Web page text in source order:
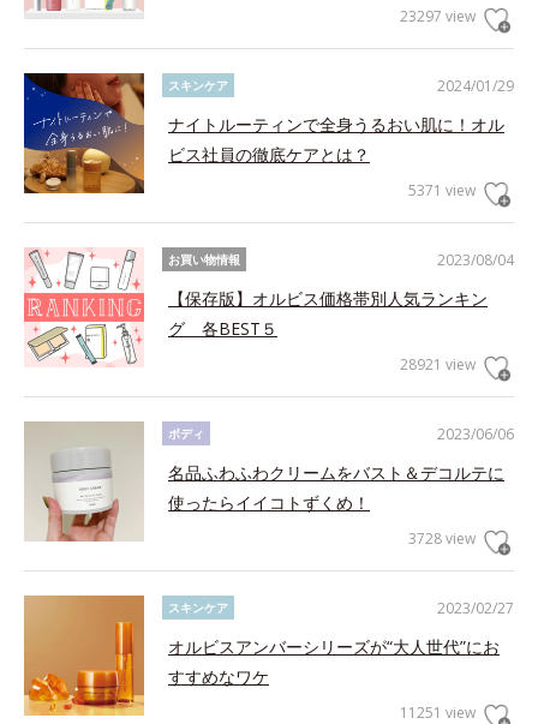
23297 view
2024/01/29
スキンケア
ナイトルーティンで全身うるおい肌に！オル
ビス社員の徹底ケアとは？
5371 view
2023/08/04
お買い物情報
【保存版】オルビス価格帯別人気ランキン
グ 各BEST５
28921 view
2023/06/06
ボディ
名品ふわふわクリームをバスト＆デコルテに
使ったらイイコトずくめ！
3728 view
2023/02/27
スキンケア
オルビスアンバーシリーズが“大人世代”にお
すすめなワケ
11251 view